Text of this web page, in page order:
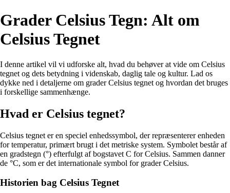
Grader Celsius Tegn: Alt om
Celsius Tegnet
I denne artikel vil vi udforske alt, hvad du behøver at vide om Celsius
tegnet og dets betydning i videnskab, daglig tale og kultur. Lad os
dykke ned i detaljerne om grader Celsius tegnet og hvordan det bruges
i forskellige sammenhænge.
Hvad er Celsius tegnet?
Celsius tegnet er en speciel enhedssymbol, der repræsenterer enheden
for temperatur, primært brugt i det metriske system. Symbolet består af
en gradstegn (°) efterfulgt af bogstavet C for Celsius. Sammen danner
de °C, som er det internationale symbol for grader Celsius.
Historien bag Celsius Tegnet